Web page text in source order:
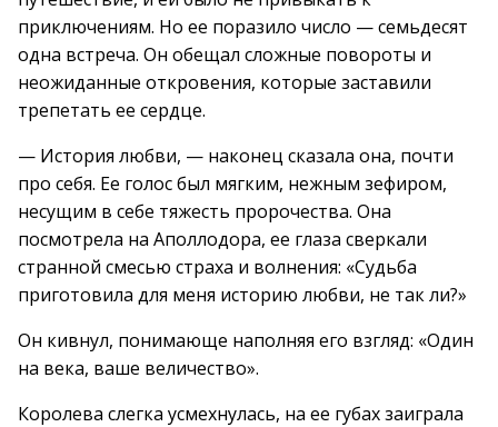
приключениям. Но ее поразило число — семьдесят
одна встреча. Он обещал сложные повороты и
неожиданные откровения, которые заставили
трепетать ее сердце.
— История любви, — наконец сказала она, почти
про себя. Ее голос был мягким, нежным зефиром,
несущим в себе тяжесть пророчества. Она
посмотрела на Аполлодора, ее глаза сверкали
странной смесью страха и волнения: «Судьба
приготовила для меня историю любви, не так ли?»
Он кивнул, понимающе наполняя его взгляд: «Один
на века, ваше величество».
Королева слегка усмехнулась, на ее губах заиграла